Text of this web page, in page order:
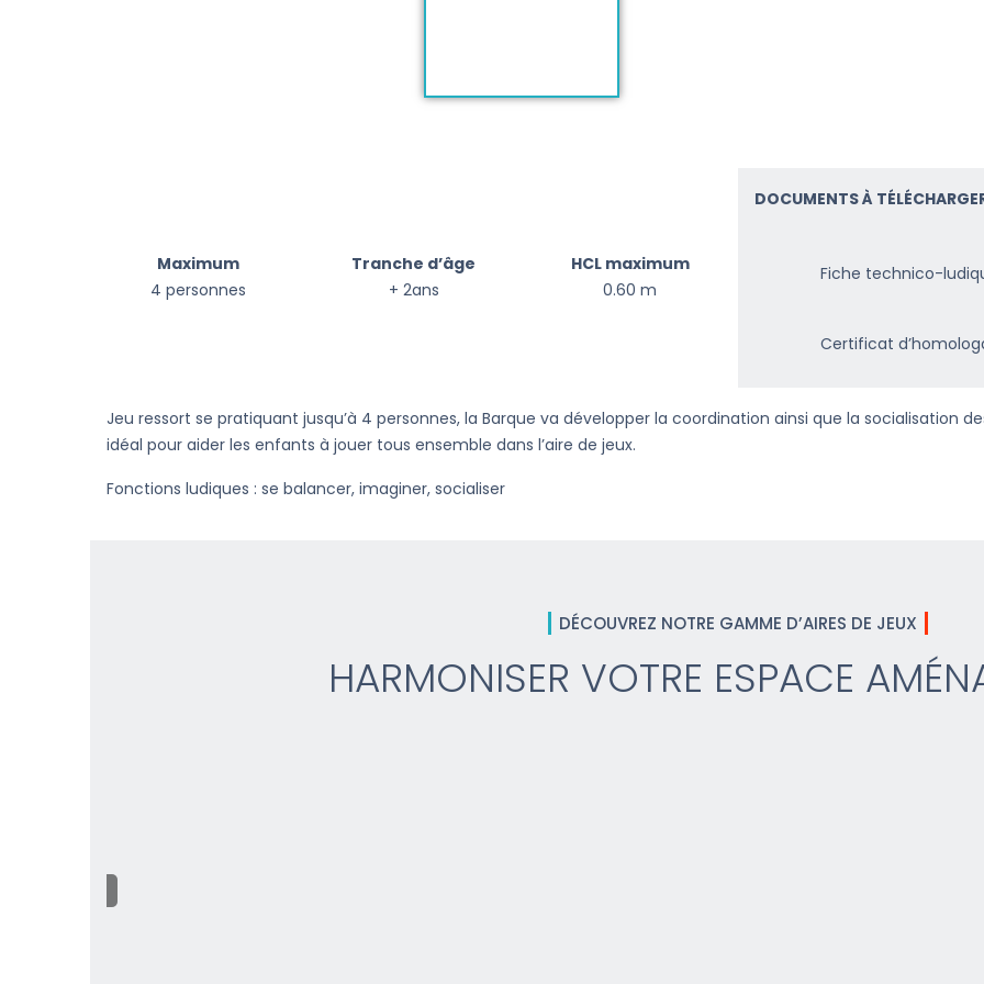
Maximum
4 personnes
Tranche d’âge
+ 2ans
HCL maximum
0.60 m
DOCUMENTS À
Fiche technico-
Certificat
Jeu ressort se pratiquant jusqu’à 4 personnes, la Barque va développer la coordination ainsi que la socialisation
idéal pour aider les enfants à jouer tous ensemble dans l’aire de jeux.
Fonctions ludiques : se balancer, imaginer, socialiser
DÉCOUVREZ NOTRE GAMME D’AIRES DE JEUX
HARMONISER VOTRE ESPACE